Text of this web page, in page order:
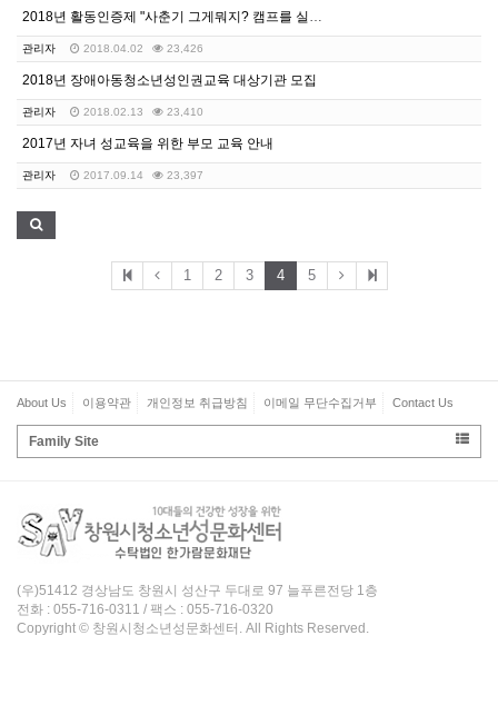
2018년 활동인증제 "사춘기 그게뭐지? 캠프를 실시합…
관리자 2018.04.02 23,426
2018년 장애아동청소년성인권교육 대상기관 모집
관리자 2018.02.13 23,410
2017년 자녀 성교육을 위한 부모 교육 안내
관리자 2017.09.14 23,397
1 2 3 4 5
About Us 이용약관 개인정보 취급방침 이메일 무단수집거부 Contact Us
Family Site
(우)51412 경상남도 창원시 성산구 두대로 97 늘푸른전당 1층
전화 : 055-716-0311 / 팩스 : 055-716-0320
Copyright © 창원시청소년성문화센터. All Rights Reserved.